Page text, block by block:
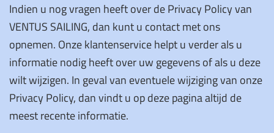
Indien u nog vragen heeft over de Privacy Policy van
VENTUS SAILING, dan kunt u contact met ons
opnemen. Onze klantenservice helpt u verder als u
informatie nodig heeft over uw gegevens of als u deze
wilt wijzigen. In geval van eventuele wijziging van onze
Privacy Policy, dan vindt u op deze pagina altijd de
meest recente informatie.